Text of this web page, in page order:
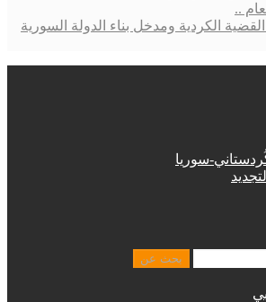
..
القضية الكردية ومدخل بناء الدولة السورية
سوريا
بحث عن